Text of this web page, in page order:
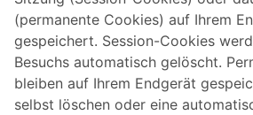
(permanente Cookies) auf Ihrem
gespeichert. Session-Cookies
Besuchs automatisch gelöscht.
bleiben auf Ihrem Endgerät
selbst löschen oder eine